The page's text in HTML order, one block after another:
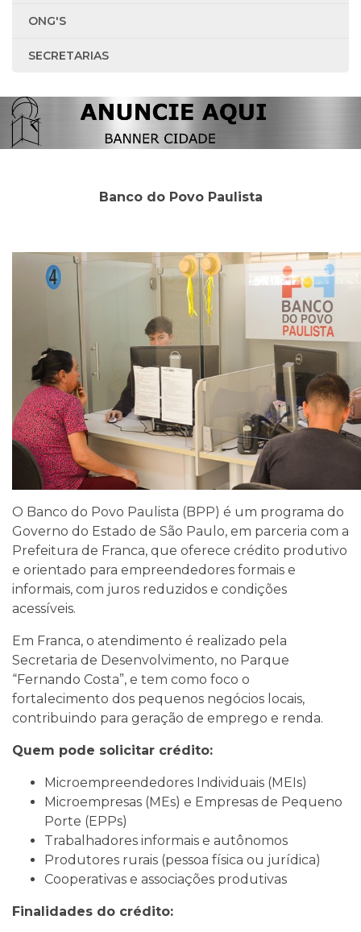
ONG'S
SECRETARIAS
Banco do Povo Paulista
O Banco do Povo Paulista (BPP) é um programa do
Governo do Estado de São Paulo, em parceria com a
Prefeitura de Franca, que oferece crédito produtivo
e orientado para empreendedores formais e
informais, com juros reduzidos e condições
acessíveis.
Em Franca, o atendimento é realizado pela
Secretaria de Desenvolvimento, no Parque
“Fernando Costa”, e tem como foco o
fortalecimento dos pequenos negócios locais,
contribuindo para geração de emprego e renda.
Quem pode solicitar crédito:
Microempreendedores Individuais (MEIs)
Microempresas (MEs) e Empresas de Pequeno
Porte (EPPs)
Trabalhadores informais e autônomos
Produtores rurais (pessoa física ou jurídica)
Cooperativas e associações produtivas
Finalidades do crédito: